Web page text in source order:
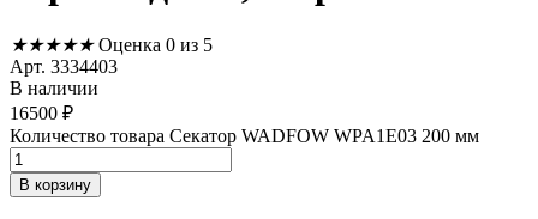
★★★★★ Оценка 0 из 5
Арт. 3334403
В наличии
16500 ₽
Количество товара Секатор WADFOW WPA1E03 200 мм
В корзину